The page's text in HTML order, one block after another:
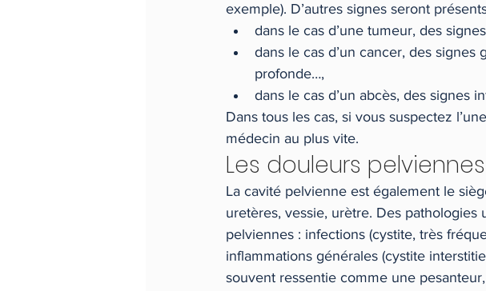
exemple). D’autres signes seront
dans le cas d’une tumeur, des
dans le cas d’un cancer, des signes
profonde…,
dans le cas d’un abcès, des signes
Dans tous les cas, si vous suspectez
médecin au plus vite.
Les douleurs
La cavité pelvienne est également le
uretères, vessie, urètre. Des
pelviennes : infections (cystite, très
inflammations générales (cystite
souvent ressentie comme une